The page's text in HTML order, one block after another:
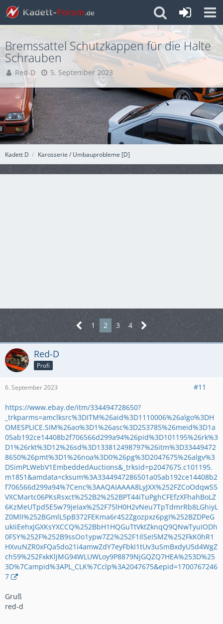
Kadett D Karosserie / Umbauprobleme [D]
Bremssattel Schutzkappen für die Halte
Schrauben
Red-D 5. September 2023
1 2 3 4
Red-D
Profi
6. September 2023 #11
https://www.ebay.de/itm/334494728650?
_trkparms=amclksrc%3DITM%26aid%3D1110006%26algo%3DH
OMESPLICE.SIM%26ao%3D1%26asc%3D253785%26meid%3D1a
05ab192ce14408b2f706566d299a94%26pid%3D101195%26rk%3
D1%26rkt%3D12%26sd%3D133812498797%26itm%3D33449472
8650%26pmt%3D1%26noa%3D0%26pg%3D2047675%26algv%3
DSimPLWebV1EmbeddedAuctions&_trksid=p2047675.c101195.
m1851&amdata=cksum%3A3344947286501a05ab192ce14408b2
f706566d299a94%7Cenc%3AAQAIAAAA8LyJXX%252FZCoOdqwS5
VXCMartc06PKsRsxct%252B2%252BPT44iTuPghCFEfzXFhahBoLZ
6KzMeUTpd5E5w79jeIax%252F75lH0H2vNeu7TpTdmrRb8LGhiyL
Z0MlI%252BGmlL5pB372FEKma6r4S2Zgozpxz6pgI%252BZDPeG
ukIiEehxJGXKsYXCCQ%252BbH1HQGuTtVktZknqQ9QNwTyuIODh
0FSY%252F%252B9ssOo1ypw7Z2%252F1IlSeI5MZ%252FkK0hR1
HXvuNZR0xFQa5do21i4amwZdY7eyFbkI1tUv3uSmBxdyU5d4WgZ
ch59%252FxkKljMG94WLUWLoy9P8879NjGQZQ7HEA%253D%25
3D%7Campid%3APL_CLK%7Cclp%3A2047675&epid=1700767246
7
Gruß
red-d